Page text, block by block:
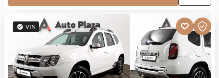
VIN